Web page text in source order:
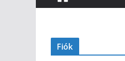
Fiók